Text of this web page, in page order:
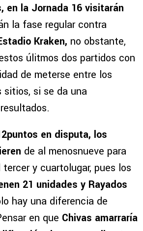
en la Jornada 16 visitarán
la fase regular contra
Kraken, no obstante,
úlitmos dos partidos con
de meterse entre los
sitios, si se da una
en disputa, los
de al menosnueve para
y cuartolugar, pues los
21 unidades y Rayados
hay una diferencia de
en que Chivas amarraría